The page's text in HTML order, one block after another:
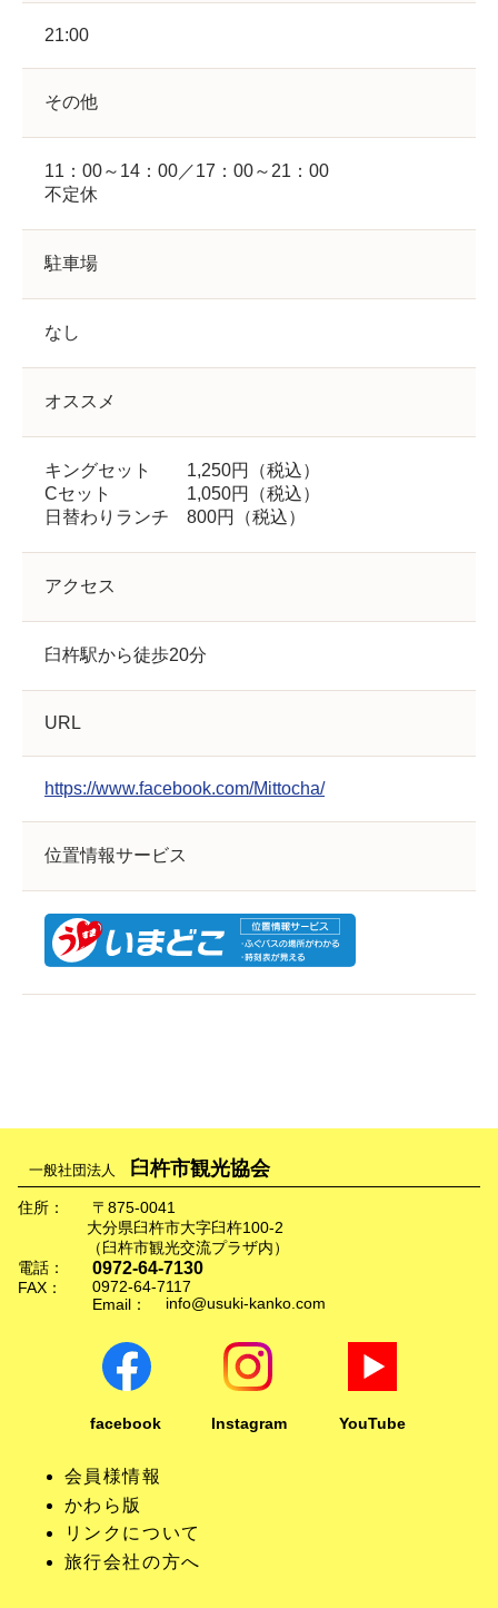
21:00
その他
11：00～14：00／17：00～21：00
不定休
駐車場
なし
オススメ
キングセット 1,250円（税込）
Cセット 1,050円（税込）
日替わりランチ 800円（税込）
アクセス
臼杵駅から徒歩20分
URL
https://www.facebook.com/Mittocha/
位置情報サービス
一般社団法人 臼杵市観光協会
住所：
〒875-0041
大分県臼杵市大字臼杵100-2
（臼杵市観光交流プラザ内）
電話：
0972-64-7130
FAX：
0972-64-7117
Email：
info@usuki-kanko.com
facebook Instagram YouTube
会員様情報
かわら版
リンクについて
旅行会社の方へ